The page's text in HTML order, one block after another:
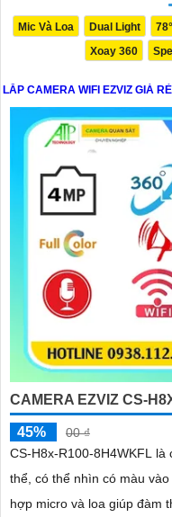
Mic Và Loa Dual Light 78°
Xoay 360
LẮP CAMERA WIFI EZVIZ GIÁ
CAMERA EZVIZ CS-
45%
00 ₫
CS-H8x-R100-8H4WKFL
thể, có thể nhìn có màu
hợp micro và loa giúp đàm